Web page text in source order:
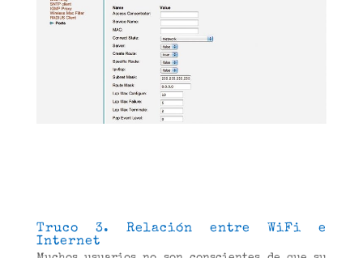
Truco 3. Relación entre WiFi e
Internet